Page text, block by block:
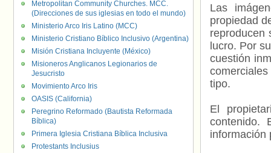
Las
propiedad
reproducen
lucro. Por
cuestión
tipo.
El
contenido.
información
Metropolitan Community Churches. MCC.
(Direcciones de sus iglesias en todo el mundo)
Ministerio Arco Iris Latino (MCC)
Ministerio Cristiano Bíblico Inclusivo (Argentina)
Misión Cristiana Incluyente (México)
Misioneros Anglicanos Legionarios de
Jesucristo
Movimiento Arco Iris
OASIS (California)
Peregrino Reformado (Bautista Reformada
Bíblica)
Primera Iglesia Cristiana Bíblica Inclusiva
Protestants Inclusius